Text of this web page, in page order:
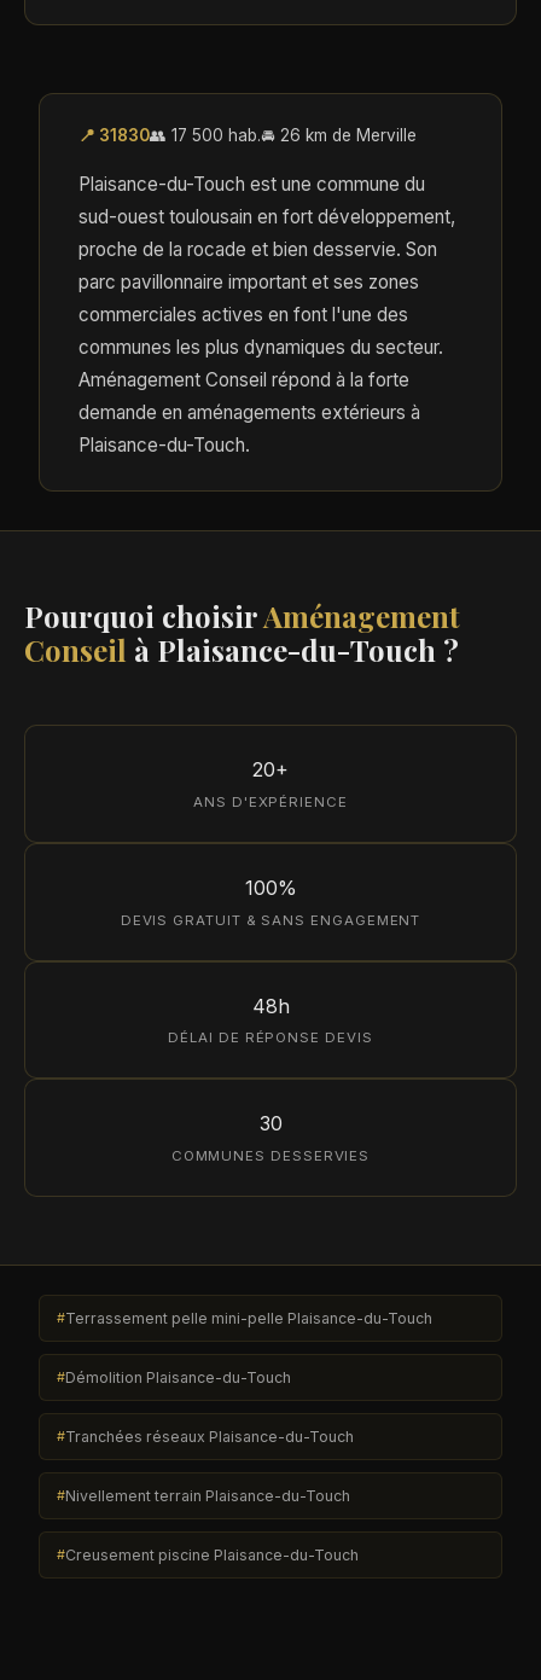
📍 31830👥 17 500 hab.🚘 26 km de Merville
Plaisance-du-Touch est une commune du
sud-ouest toulousain en fort développement,
proche de la rocade et bien desservie. Son
parc pavillonnaire important et ses zones
commerciales actives en font l'une des
communes les plus dynamiques du secteur.
Aménagement Conseil répond à la forte
demande en aménagements extérieurs à
Plaisance-du-Touch.
Pourquoi choisirAménagement
Conseil à Plaisance-du-Touch ?
20+
ANS D'EXPÉRIENCE
100%
DEVIS GRATUIT & SANS ENGAGEMENT
48h
DÉLAI DE RÉPONSE DEVIS
30
COMMUNES DESSERVIES
Terrassement pelle mini-pelle Plaisance-du-Touch
Démolition Plaisance-du-Touch
Tranchées réseaux Plaisance-du-Touch
Nivellement terrain Plaisance-du-Touch
Creusement piscine Plaisance-du-Touch